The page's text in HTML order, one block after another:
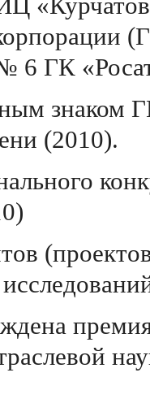
ГК
знаком
(2010).